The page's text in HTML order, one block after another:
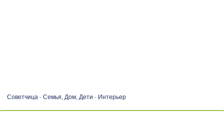
Советчица- Семья, Дом, Дети - Интерьер